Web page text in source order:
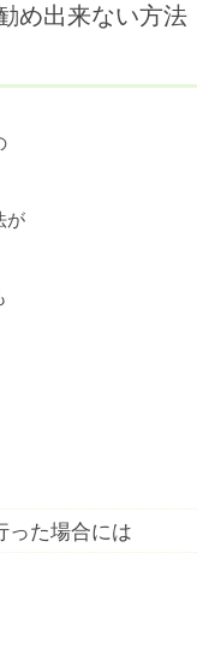
め出来ない方法
が
った場合には